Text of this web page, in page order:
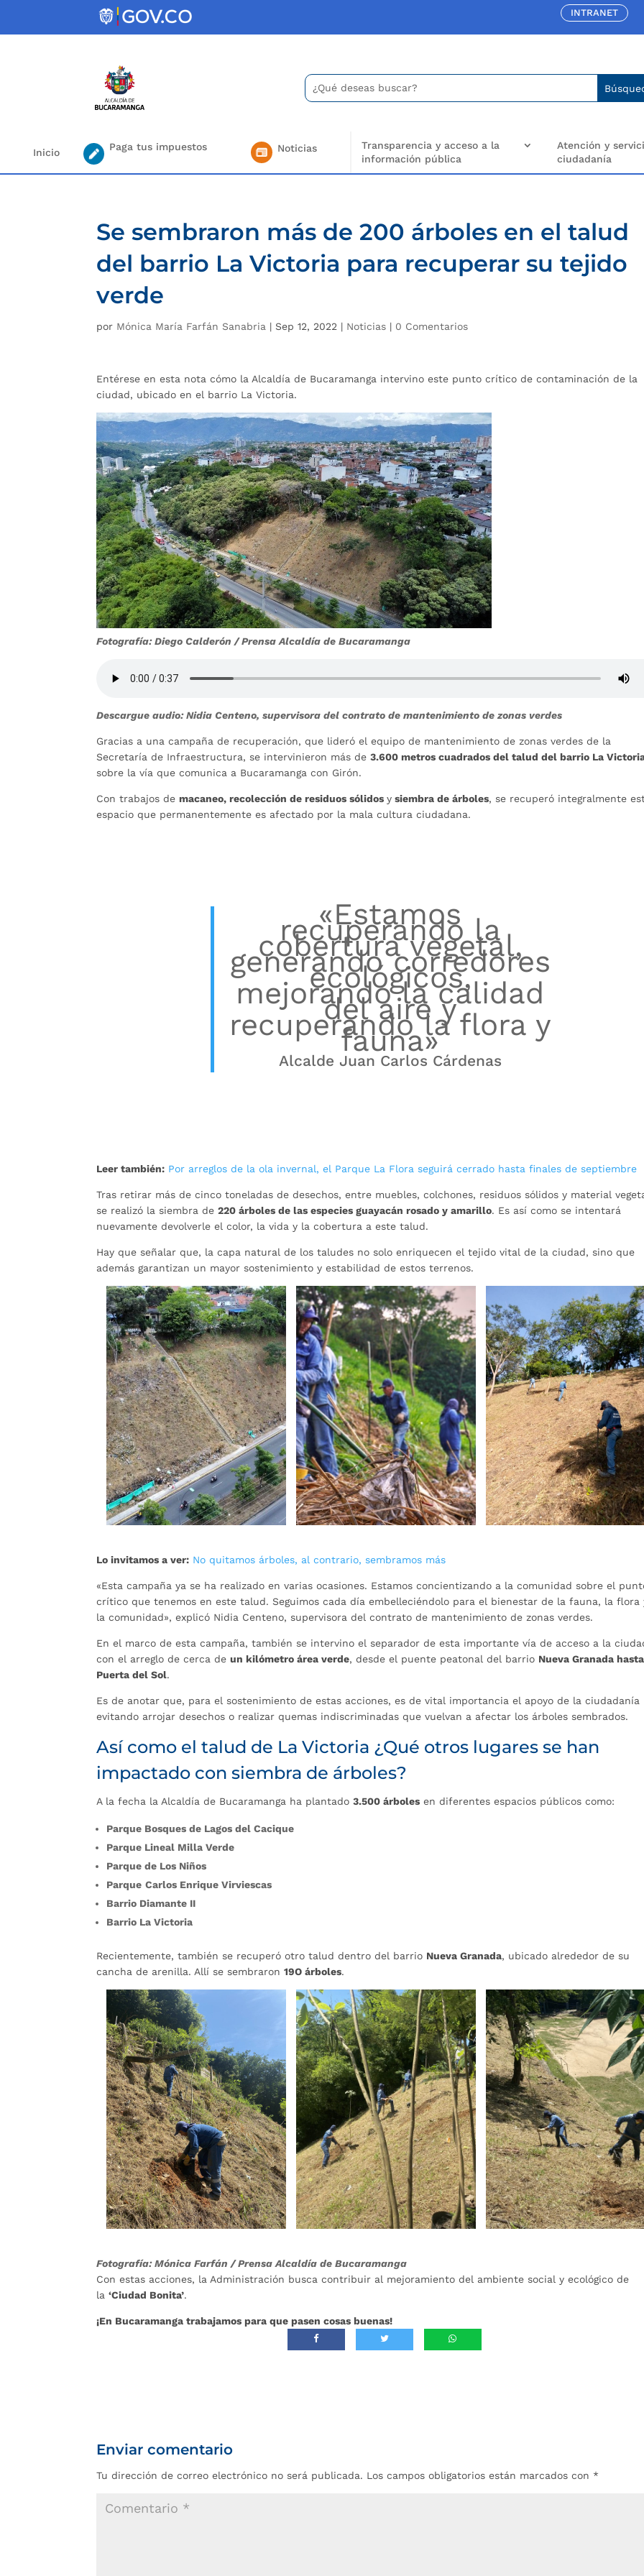
INTRANET
Buscar:
Search
for...
Inicio Paga tus impuestos Noticias
Transparencia y acceso a la
información pública
Atención y
ciudadanía
Se sembraron más de 200 árboles en el talud
del barrio La Victoria para recuperar su tejido
verde
por Mónica María Farfán Sanabria | Sep 12, 2022 | Noticias | 0 Comentarios
Entérese en esta nota cómo la Alcaldía de Bucaramanga intervino este punto crítico de contaminación de la
ciudad, ubicado en el barrio La Victoria.
Fotografía: Diego Calderón / Prensa Alcaldía de Bucaramanga
Descargue audio: Nidia Centeno, supervisora del contrato de mantenimiento de zonas verdes
Gracias a una campaña de recuperación, que lideró el equipo de mantenimiento de zonas verdes de la
Secretaría de Infraestructura, se intervinieron más de3.600 metros cuadrados del talud del barrio La
sobre la vía que comunica a Bucaramanga con Girón.
Con trabajos demacaneo, recolección de residuos sólidosy siembra de árboles, se recuperó integralmente
espacio que permanentemente es afectado por la mala cultura ciudadana.
«Estamos
recuperando la
cobertura vegetal,
generando corredores
ecológicos,
mejorando la calidad
del aire y
recuperando la flora y
fauna»
Alcalde Juan Carlos Cárdenas
Leer también: Por arreglos de la ola invernal, el Parque La Flora seguirá cerrado hasta finales de septiembre
Tras retirar más de cinco toneladas de desechos, entre muebles, colchones, residuos sólidos y material
se realizó la siembra de220 árboles de las especies guayacán rosado y amarillo. Es así como se intentará
nuevamente devolverle el color, la vida y la cobertura a este talud.
Hay que señalar que, la capa natural de los taludes no solo enriquecen el tejido vital de la ciudad, sino que
además garantizan un mayor sostenimiento y estabilidad de estos terrenos.
Lo invitamos a ver: No quitamos árboles, al contrario, sembramos más
«Esta campaña ya se ha realizado en varias ocasiones. Estamos concientizando a la comunidad sobre el
crítico que tenemos en este talud. Seguimos cada día embelleciéndolo para el bienestar de la fauna, la flora
la comunidad», explicó Nidia Centeno, supervisora del contrato de mantenimiento de zonas verdes.
En el marco de esta campaña, también se intervino el separador de esta importante vía de acceso a la
con el arreglo de cerca deun kilómetro área verde, desde el puente peatonal del barrio Nueva Granada
Puerta del Sol.
Es de anotar que, para el sostenimiento de estas acciones, es de vital importancia el apoyo de la ciudadanía
evitando arrojar desechos o realizar quemas indiscriminadas que vuelvan a afectar los árboles sembrados.
Así como el talud de La Victoria ¿Qué otros lugares se han
impactado con siembra de árboles?
A la fecha la Alcaldía de Bucaramanga ha plantado3.500 árboles en diferentes espacios públicos como:
Parque Bosques de Lagos del Cacique
Parque Lineal Milla Verde
Parque de Los Niños
Parque Carlos Enrique Virviescas
Barrio Diamante II
Barrio La Victoria
Recientemente, también se recuperó otro talud dentro del barrio Nueva Granada, ubicado alrededor de su
cancha de arenilla. Allí se sembraron19O árboles.
Fotografía: Mónica Farfán / Prensa Alcaldía de Bucaramanga
Con estas acciones, la Administración busca contribuir al mejoramiento del ambiente social y ecológico de
la‘Ciudad Bonita’.
¡En Bucaramanga trabajamos para que pasen cosas buenas!
Enviar comentario
Tu dirección de correo electrónico no será publicada. Los campos obligatorios están marcados con *